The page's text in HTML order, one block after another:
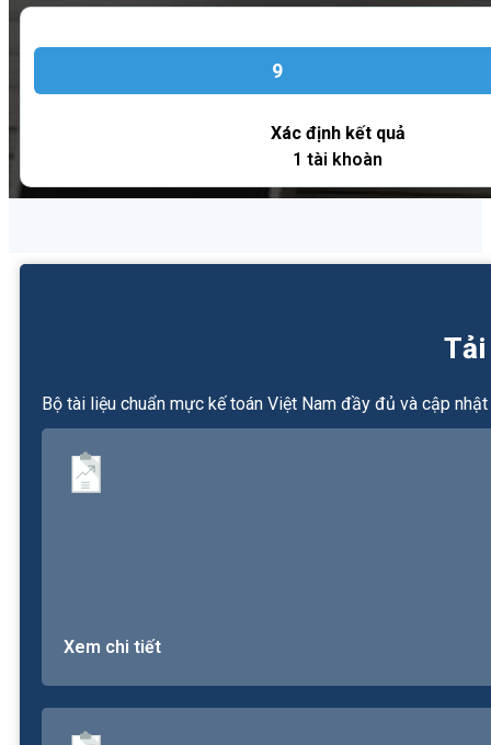
9
Xác định kết quả
1 tài khoàn
Tải
Bộ tài liệu chuẩn mực kế toán Việt Nam đầy đủ và cập
Xem chi tiết